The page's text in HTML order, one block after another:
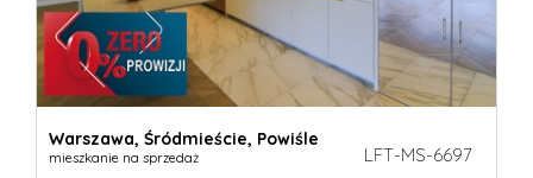
NAS
Warszawa, Śródmieście, Powiśle
mieszkanie na sprzedaż LFT-MS-6697